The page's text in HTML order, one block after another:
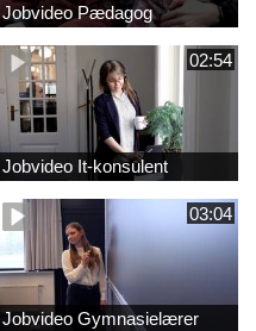
Jobvideo Pædagog
02:54
Jobvideo It-konsulent
03:04
Jobvideo Gymnasielærer